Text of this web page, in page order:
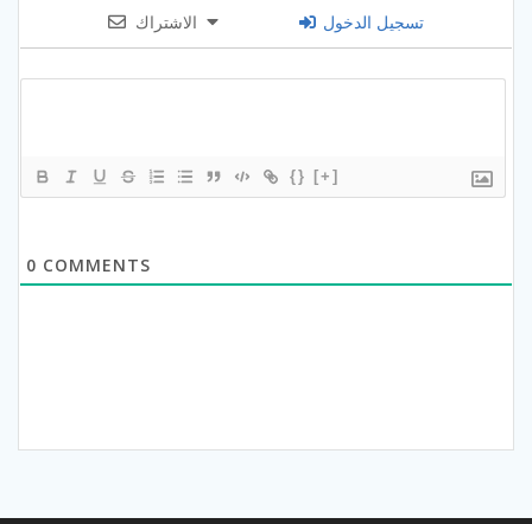
الاشتراك تسجيل الدخول
{} [+]
0 COMMENTS